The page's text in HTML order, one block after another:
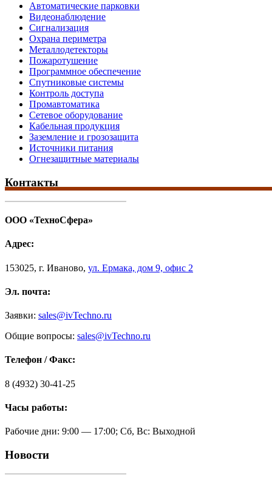
Автоматические парковки
Видеонаблюдение
Сигнализация
Охрана периметра
Металлодетекторы
Пожаротушение
Программное обеспечение
Спутниковые системы
Контроль доступа
Промавтоматика
Сетевое оборудование
Кабельная продукция
Заземление и грозозащита
Источники питания
Огнезащитные материалы
Контакты
ООО «ТехноСфера»
Адрес:
153025, г. Иваново, ул. Ермака, дом 9, офис 2
Эл. почта:
Заявки: sales@ivTechno.ru
Общие вопросы: sales@ivTechno.ru
Телефон / Факс:
8 (4932) 30-41-25
Часы работы:
Рабочие дни: 9:00 — 17:00; Сб, Вс: Выходной
Новости